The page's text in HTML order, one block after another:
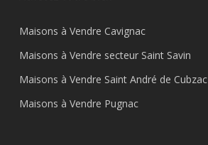
Maisons à Vendre Cavignac
Maisons à Vendre secteur Saint Savin
Maisons à Vendre Saint André de Cubzac
Maisons à Vendre Pugnac